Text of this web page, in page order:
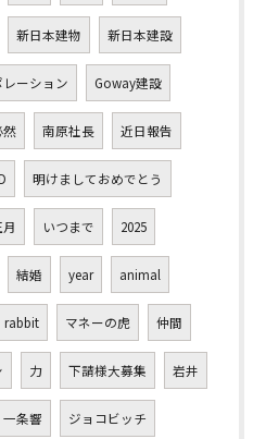
新日本建物 新日本建設
ーション Goway建設
然 南原社長 近日報告
明けましておめでとう
月 いつまで 2025
結婚 year animal
rabbit マネーの虎 仲間
力 下請様大募集 岩井
一条響 ジョコビッチ